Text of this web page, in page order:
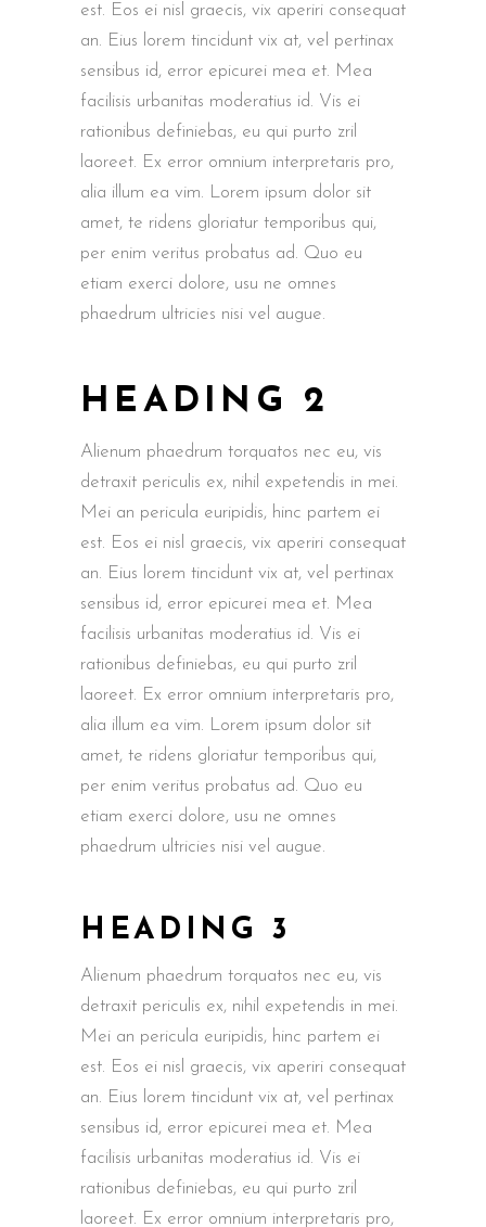
est. Eos ei nisl graecis, vix aperiri consequat
an. Eius lorem tincidunt vix at, vel pertinax
sensibus id, error epicurei mea et. Mea
facilisis urbanitas moderatius id. Vis ei
rationibus definiebas, eu qui purto zril
laoreet. Ex error omnium interpretaris pro,
alia illum ea vim. Lorem ipsum dolor sit
amet, te ridens gloriatur temporibus qui,
per enim veritus probatus ad. Quo eu
etiam exerci dolore, usu ne omnes
phaedrum ultricies nisi vel augue.
HEADING 2
Alienum phaedrum torquatos nec eu, vis
detraxit periculis ex, nihil expetendis in mei.
Mei an pericula euripidis, hinc partem ei
est. Eos ei nisl graecis, vix aperiri consequat
an. Eius lorem tincidunt vix at, vel pertinax
sensibus id, error epicurei mea et. Mea
facilisis urbanitas moderatius id. Vis ei
rationibus definiebas, eu qui purto zril
laoreet. Ex error omnium interpretaris pro,
alia illum ea vim. Lorem ipsum dolor sit
amet, te ridens gloriatur temporibus qui,
per enim veritus probatus ad. Quo eu
etiam exerci dolore, usu ne omnes
phaedrum ultricies nisi vel augue.
HEADING 3
Alienum phaedrum torquatos nec eu, vis
detraxit periculis ex, nihil expetendis in mei.
Mei an pericula euripidis, hinc partem ei
est. Eos ei nisl graecis, vix aperiri consequat
an. Eius lorem tincidunt vix at, vel pertinax
sensibus id, error epicurei mea et. Mea
facilisis urbanitas moderatius id. Vis ei
rationibus definiebas, eu qui purto zril
laoreet. Ex error omnium interpretaris pro,